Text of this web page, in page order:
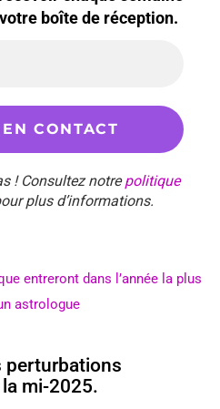
boîte de réception.
! Consultez notrepolitique
plus d’informations.
entreront dans l’année la plus
astrologue
perturbations
mi-2025.